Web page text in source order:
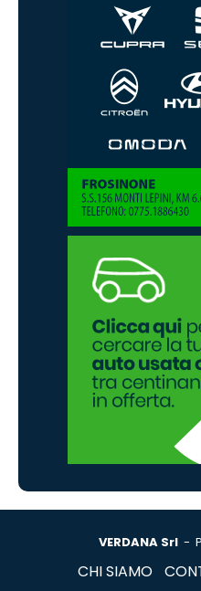
VERDANA Srl -
CHI SIAMO